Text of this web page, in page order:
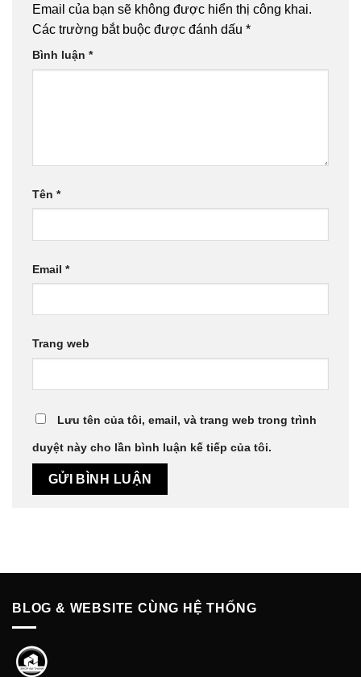
Email của bạn sẽ không được hiển thị công khai.
Các trường bắt buộc được đánh dấu *
Bình luận *
Tên *
Email *
Trang web
Lưu tên của tôi, email, và trang web trong trình
duyệt này cho lần bình luận kế tiếp của tôi.
BLOG & WEBSITE CÙNG HỆ THỐNG